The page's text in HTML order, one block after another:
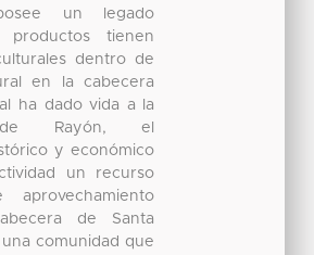
un legado
productos tienen
dentro de
en la cabecera
ha dado vida a la
de Rayón, el
y económico
un recurso
aprovechamiento
de Santa
comunidad que